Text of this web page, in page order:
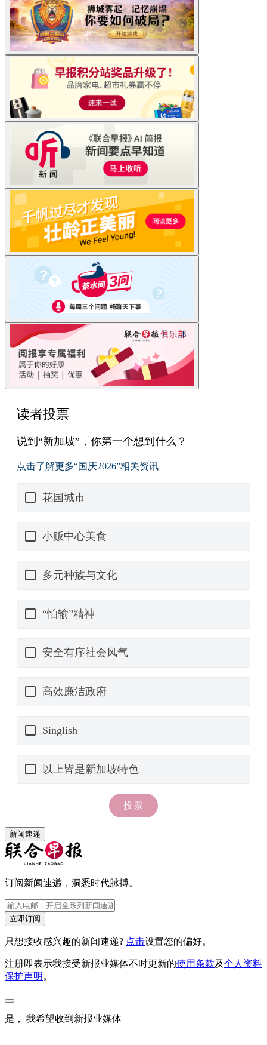
新闻速递
订阅新闻速递，洞悉时代脉搏。
立即订阅
只想接收感兴趣的新闻速递? 点击设置您的偏好。
注册即表示我接受新报业媒体不时更新的使用条款及个人资料
保护声明 。
是， 我希望收到新报业媒体